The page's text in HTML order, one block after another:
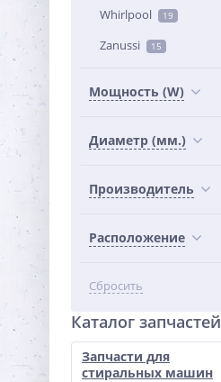
Whirlpool 19
Zanussi 15
Мощность (W)
Диаметр (мм.)
Производитель
Расположение
Сбросить
Каталог запчастей
Запчасти для
стиральных машин